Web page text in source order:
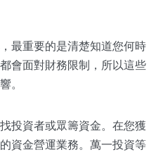
最重要的是清楚知道您何時
會面對財務限制，所以這些
。
投資者或眾籌資金。在您獲
資金營運業務。萬一投資等